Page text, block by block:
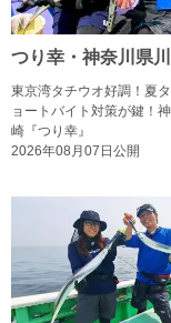
つり幸・神奈川県
東京湾タチウオ好調！夏
ョートバイト対策が鍵！神
崎『つり幸』
2026年08月07日公開